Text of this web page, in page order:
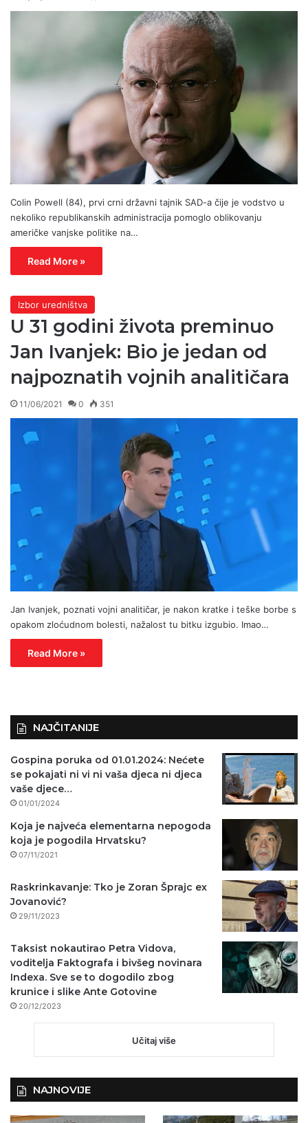
Colin Powell (84), prvi crni državni tajnik SAD-a čije je vodstvo u
nekoliko republikanskih administracija pomoglo oblikovanju
američke vanjske politike na…
Read More »
Izbor uredništva
U 31 godini života preminuo
Jan Ivanjek: Bio je jedan od
najpoznatih vojnih analitičara
11/06/2021 0 351
Jan Ivanjek, poznati vojni analitičar, je nakon kratke i teške borbe s
opakom zloćudnom bolesti, nažalost tu bitku izgubio. Imao…
Read More »
NAJČITANIJE
Gospina poruka od 01.01.2024: Nećete
se pokajati ni vi ni vaša djeca ni djeca
vaše djece…
01/01/2024
Koja je najveća elementarna nepogoda
koja je pogodila Hrvatsku?
07/11/2021
Raskrinkavanje: Tko je Zoran Šprajc ex
Jovanović?
29/11/2023
Taksist nokautirao Petra Vidova,
voditelja Faktografa i bivšeg novinara
Indexa. Sve se to dogodilo zbog
krunice i slike Ante Gotovine
20/12/2023
Učitaj više
NAJNOVIJE